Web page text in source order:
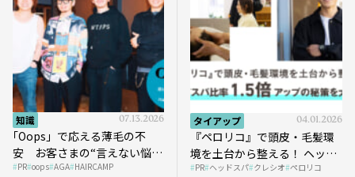
知識 07.13.2026
｢Oops」で応える薄毛の不
安 お客さまの“言えない悩
み”にどう向き合う？ ＃01
PR oops AGA HAIRCAMP
タイアップ 04.01.2026
『ペロリコ』で頭皮・毛髪環
境を土台から整える！ ヘッド
スパ比率1.5倍アップの秘策を
PR ヘッドスパ クレシオ ペロリコ